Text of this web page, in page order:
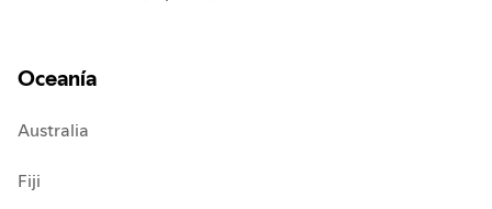
Oceanía
Australia
Fiji